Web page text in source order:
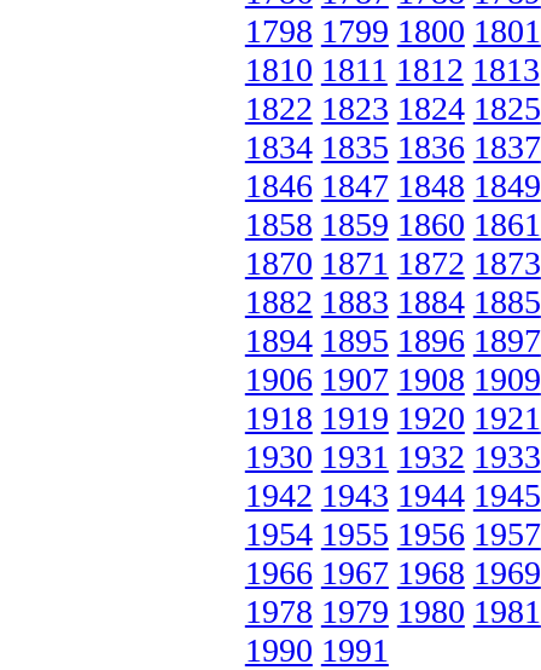
1798 1799 1800 1801
1810 1811 1812 1813
1822 1823 1824 1825
1834 1835 1836 1837
1846 1847 1848 1849
1858 1859 1860 1861
1870 1871 1872 1873
1882 1883 1884 1885
1894 1895 1896 1897
1906 1907 1908 1909
1918 1919 1920 1921
1930 1931 1932 1933
1942 1943 1944 1945
1954 1955 1956 1957
1966 1967 1968 1969
1978 1979 1980 1981
1990 1991